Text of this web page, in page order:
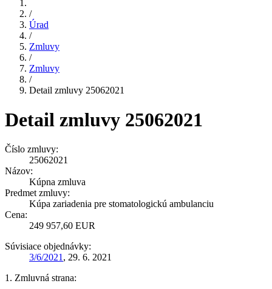
/
Úrad
/
Zmluvy
/
Zmluvy
/
Detail zmluvy 25062021
Detail zmluvy 25062021
Číslo zmluvy:
25062021
Názov:
Kúpna zmluva
Predmet zmluvy:
Kúpa zariadenia pre stomatologickú ambulanciu
Cena:
249 957,60 EUR
Súvisiace objednávky:
3/6/2021, 29. 6. 2021
1. Zmluvná strana: